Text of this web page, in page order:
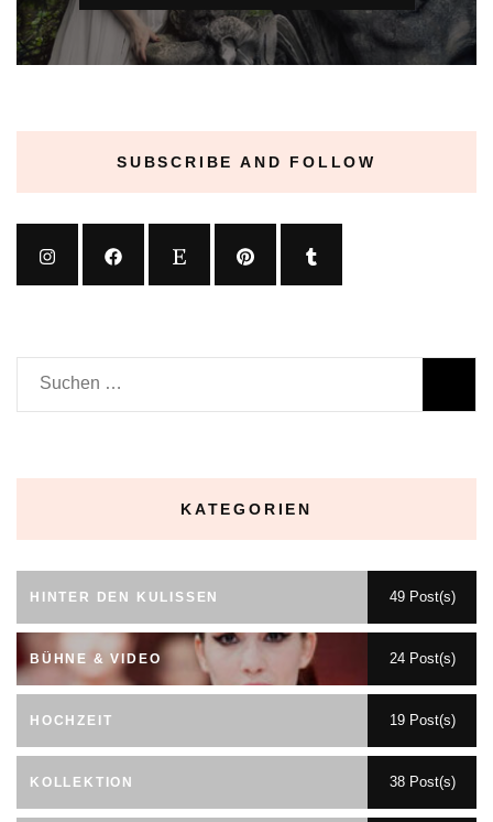
SUBSCRIBE AND FOLLOW
Suchen
nach:
KATEGORIEN
HINTER DEN KULISSEN 49 Post(s)
BÜHNE & VIDEO 24 Post(s)
HOCHZEIT 19 Post(s)
KOLLEKTION 38 Post(s)